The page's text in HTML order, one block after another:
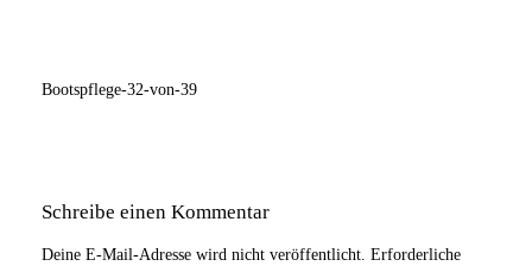
Bootspflege-32-von-39
Schreibe einen Kommentar
Deine E-Mail-Adresse wird nicht veröffentlicht. Erforderliche